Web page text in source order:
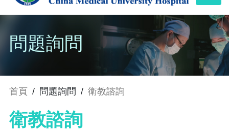
問題詢問
首頁 / 問題詢問 / 衛教諮詢
衛教諮詢